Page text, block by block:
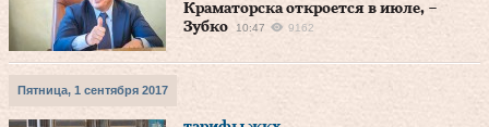
Краматорска откроется в июле, –
Зубко
10:47 9162
Пятница, 1 сентября 2017